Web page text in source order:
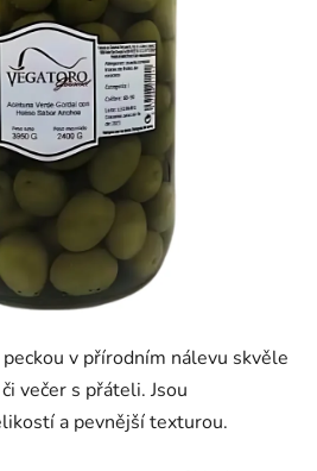
v přírodním nálevu skvěle
večer s přáteli. Jsou
a pevnější texturou.